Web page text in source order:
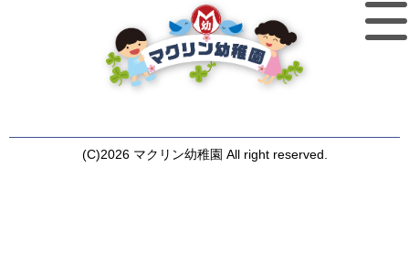
(C)2026 マクリン幼稚園 All right reserved.